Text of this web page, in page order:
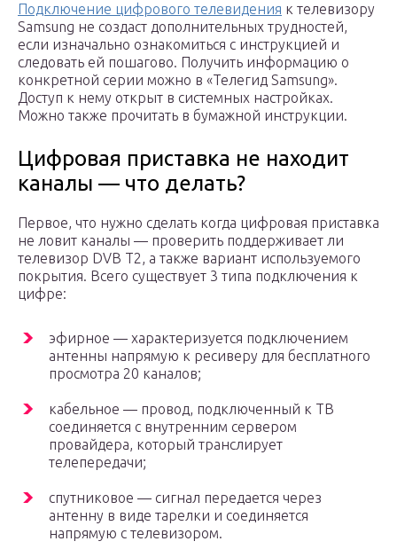
Подключение цифрового телевидения к телевизору
Samsung не создаст дополнительных трудностей,
если изначально ознакомиться с инструкцией и
следовать ей пошагово. Получить информацию о
конкретной серии можно в «Телегид Samsung».
Доступ к нему открыт в системных настройках.
Можно также прочитать в бумажной инструкции.
Цифровая приставка не находит
каналы — что делать?
Первое, что нужно сделать когда цифровая приставка
не ловит каналы — проверить поддерживает ли
телевизор DVB T2, а также вариант используемого
покрытия. Всего существует 3 типа подключения к
цифре:
эфирное — характеризуется подключением
антенны напрямую к ресиверу для бесплатного
просмотра 20 каналов;
кабельное — провод, подключенный к ТВ
соединяется с внутренним сервером
провайдера, который транслирует
телепередачи;
спутниковое — сигнал передается через
антенну в виде тарелки и соединяется
напрямую с телевизором.